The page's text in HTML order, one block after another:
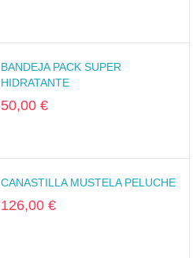
BANDEJA PACK SUPER
HIDRATANTE
50,00 €
CANASTILLA MUSTELA PELUCHE
126,00 €